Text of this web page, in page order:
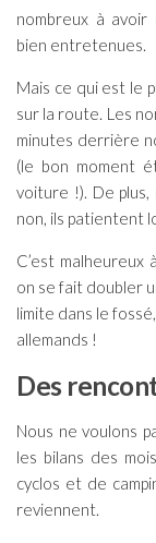
nombreux à avoir
bien entretenues.
Mais ce qui est le
sur la route. Les
minutes derrière
(le bon moment
voiture !). De
non, ils patientent
C’est
on se fait doubler
limite dans le
allemands !
Des
Nous ne voulons
les bilans des
cyclos et de
reviennent.